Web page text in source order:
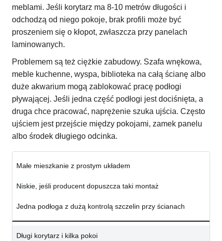
meblami. Jeśli korytarz ma 8-10 metrów długości i
odchodzą od niego pokoje, brak profili może być
proszeniem się o kłopot, zwłaszcza przy panelach
laminowanych.
Problemem są też ciężkie zabudowy. Szafa wnękowa,
meble kuchenne, wyspa, biblioteka na całą ścianę albo
duże akwarium mogą zablokować pracę podłogi
pływającej. Jeśli jedna część podłogi jest dociśnięta, a
druga chce pracować, naprężenie szuka ujścia. Często
ujściem jest przejście między pokojami, zamek panelu
albo środek długiego odcinka.
Małe mieszkanie z prostym układem
Niskie, jeśli producent dopuszcza taki montaż
Jedna podłoga z dużą kontrolą szczelin przy ścianach
Długi korytarz i kilka pokoi